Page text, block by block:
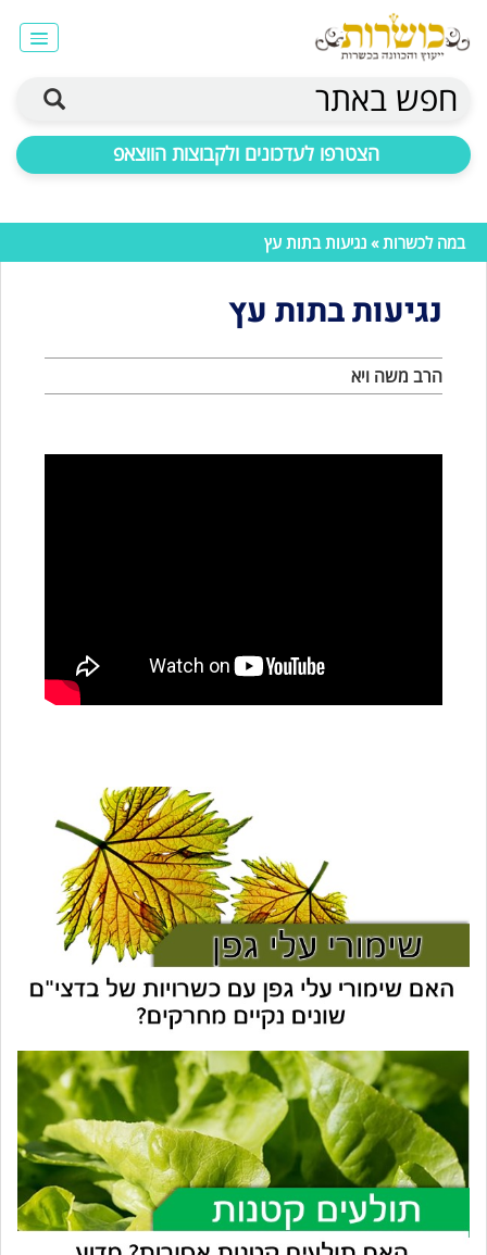
חפש באתר
הצטרפו לעדכונים ולקבוצות הווצאפ
במה לכשרות» נגיעות בתות עץ
נגיעות בתות עץ
הרב משה ויא